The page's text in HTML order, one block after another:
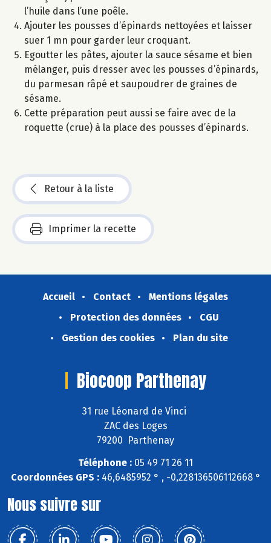
l’huile dans l’une poêle.
Ajouter les pousses d’épinards nettoyées et laisser
suer 1 mn pour garder leur croquant.
Egoutter les pâtes, ajouter la sauce sésame et bien
mélanger, puis dresser avec les pousses d’épinards,
du parmesan râpé et saupoudrer de graines de
sésame.
Cette préparation peut aussi se faire avec de la
roquette (crue) à la place des pousses d’épinards.
Retour à la liste
Imprimer la recette
Accueil Contact
Mentions légales
Protection des données
CGU
Gestion des cookies
Plan du site
Biocoop Parthenay
31 rue Léonard de Vinci
ZAC des Loges
79200 Parthenay
Téléphone : 05 49 71 26 11
Coordonnées GPS :46,6485952 ° , -0,228136506112668 °
Nous suivre sur